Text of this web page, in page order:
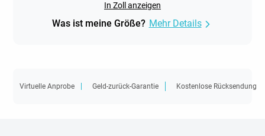
In Zoll anzeigen
Was ist meine Größe? Mehr Details
Virtuelle Anprobe Geld-zurück-Garantie Kostenlose Rücksendung